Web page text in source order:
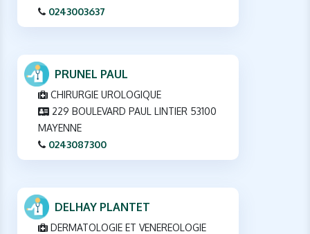
0243003637
PRUNEL PAUL
CHIRURGIE UROLOGIQUE
229 BOULEVARD PAUL LINTIER 53100
MAYENNE
0243087300
DELHAY PLANTET
DERMATOLOGIE ET VENEREOLOGIE